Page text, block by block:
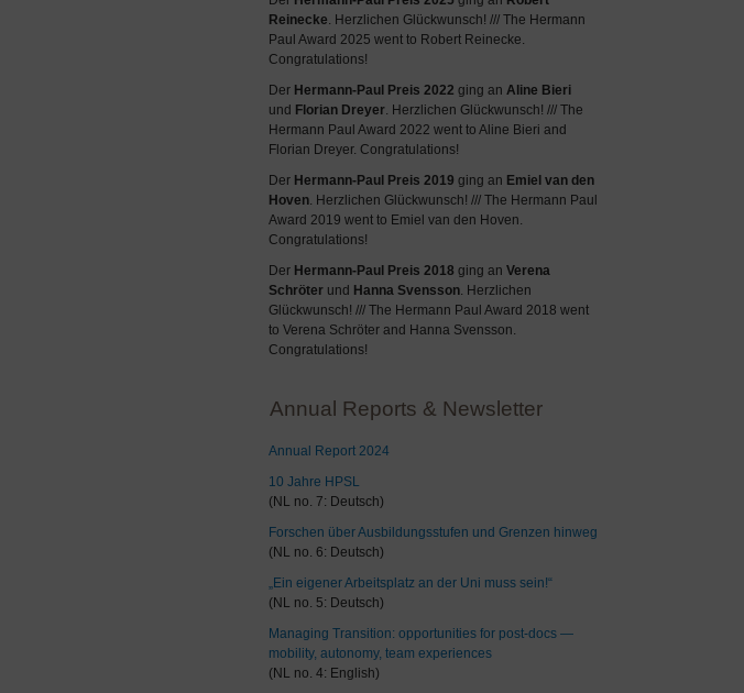
Reinecke. Herzlichen Glückwunsch! /// The Hermann
Paul Award 2025 went to Robert Reinecke.
Congratulations!
Der Hermann-Paul Preis 2022 ging an Aline Bieri
und Florian Dreyer. Herzlichen Glückwunsch! /// The
Hermann Paul Award 2022 went to Aline Bieri and
Florian Dreyer. Congratulations!
Der Hermann-Paul Preis 2019 ging an Emiel van den
Hoven. Herzlichen Glückwunsch! /// The Hermann Paul
Award 2019 went to Emiel van den Hoven.
Congratulations!
Der Hermann-Paul Preis 2018 ging an Verena
Schröter und Hanna Svensson. Herzlichen
Glückwunsch! /// The Hermann Paul Award 2018 went
to Verena Schröter and Hanna Svensson.
Congratulations!
Annual Reports & Newsletter
Annual Report 2024
10 Jahre HPSL
(NL no. 7: Deutsch)
Forschen über Ausbildungsstufen und Grenzen hinweg
(NL no. 6: Deutsch)
„Ein eigener Arbeitsplatz an der Uni muss sein!“
(NL no. 5: Deutsch)
Managing Transition: opportunities for post-docs —
mobility, autonomy, team experiences
(NL no. 4: English)